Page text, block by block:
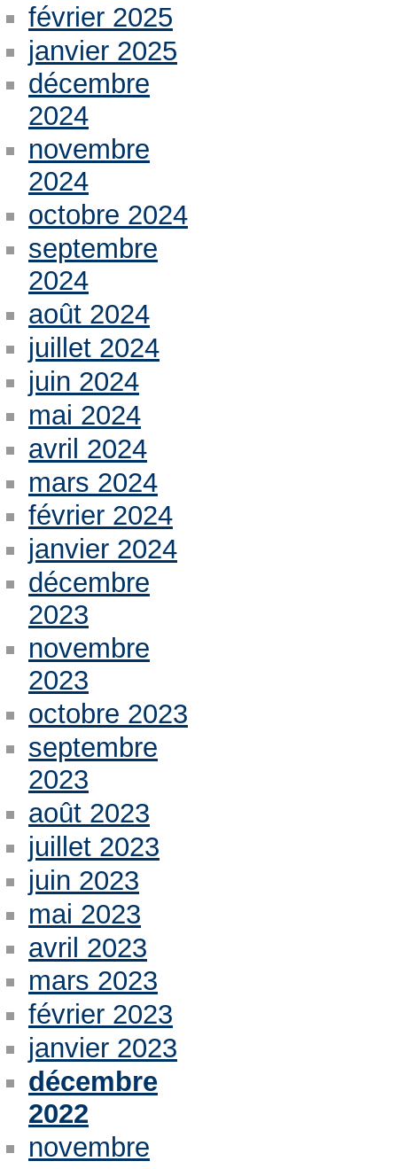
février 2025
janvier 2025
décembre
2024
novembre
2024
octobre 2024
septembre
2024
août 2024
juillet 2024
juin 2024
mai 2024
avril 2024
mars 2024
février 2024
janvier 2024
décembre
2023
novembre
2023
octobre 2023
septembre
2023
août 2023
juillet 2023
juin 2023
mai 2023
avril 2023
mars 2023
février 2023
janvier 2023
décembre
2022
novembre